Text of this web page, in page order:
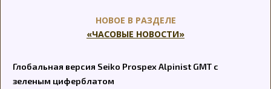
НОВОЕ В РАЗДЕЛЕ
«ЧАСОВЫЕ НОВОСТИ»
Глобальная версия Seiko Prospex Alpinist GMT с
зеленым циферблатом